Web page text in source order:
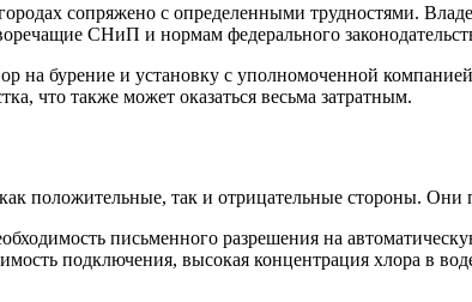
сопряжено с определенными трудностями.
СНиП и нормам федерального
бурение и установку с уполномоченной
что также может оказаться весьма затратным.
положительные, так и отрицательные стороны. Они
письменного разрешения на
подключения, высокая концентрация хлора в